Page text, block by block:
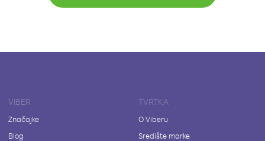
VIBER
Značajke
Blog
TVRTKA
O Viberu
Središte marke